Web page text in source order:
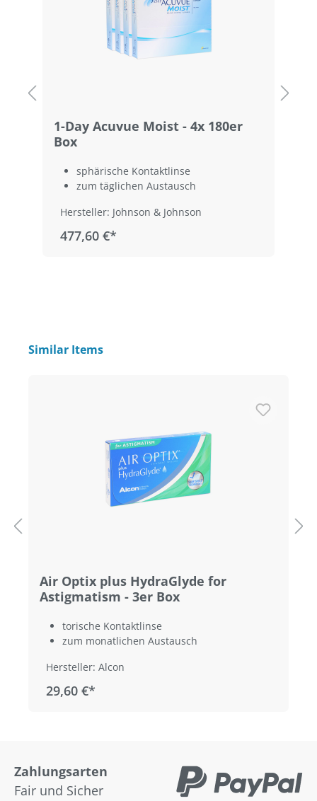
1-Day Acuvue Moist - 4x 180er
Box
sphärische Kontaktlinse
zum täglichen Austausch
Hersteller: Johnson & Johnson
477,60 €*
Produktgalerie überspringen
Similar Items
Air Optix plus HydraGlyde for
Astigmatism - 3er Box
torische Kontaktlinse
zum monatlichen Austausch
Hersteller: Alcon
29,60 €*
Zahlungsarten
Fair und Sicher